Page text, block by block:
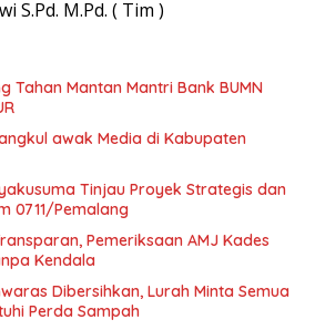
S.Pd. M.Pd. ( Tim )
Tahan Mantan Mantri Bank BUMN
awak Media di Kabupaten
Tinjau Proyek Strategis dan
0711/Pemalang
Pemeriksaan AMJ Kades
Kendala
Dibersihkan, Lurah Minta Semua
Perda Sampah